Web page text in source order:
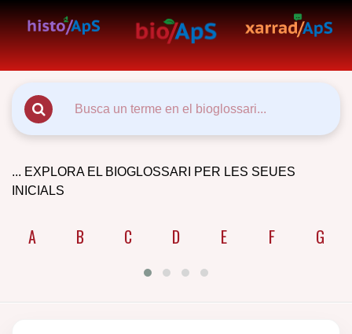
... EXPLORA EL BIOGLOSSARI PER LES SEUES
INICIALS
A B C D E F G